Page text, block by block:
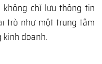
chỉ lưu thông tin
trò như một trung tâm
doanh.